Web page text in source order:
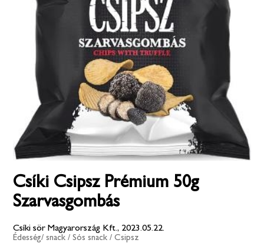
Csíki Csipsz Prémium 50g
Szarvasgombás
Csíki sör Magyarország Kft., 2023.05.22.
Édesség/ snack / Sós snack / Csipsz